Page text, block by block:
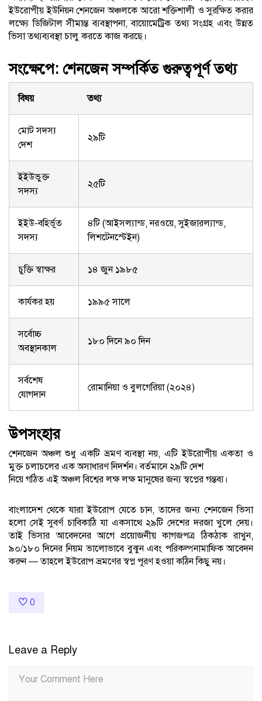
ইউরোপীয় ইউনিয়ন শেনজেন অঞ্চলকে আরো শক্তিশালী ও সুরক্ষিত করার
লক্ষ্যে ডিজিটাল সীমান্ত ব্যবস্থাপনা, বায়োমেট্রিক তথ্য সংগ্রহ এবং উন্নত
ভিসা তথ্যব্যবস্থা চালু করতে কাজ করছে।
সংক্ষেপে: শেনজেন সম্পর্কিত গুরুত্বপূর্ণ তথ্য
বিষয় তথ্য
মোট সদস্য
দেশ
২৯টি
ইইউভুক্ত
সদস্য
২৫টি
ইইউ-বহির্ভূত
সদস্য
৪টি (আইসল্যান্ড, নরওয়ে, সুইজারল্যান্ড,
লিশটেনস্টেইন)
চুক্তি স্বাক্ষর ১৪ জুন ১৯৮৫
কার্যকর হয় ১৯৯৫ সালে
সর্বোচ্চ
অবস্থানকাল
১৮০ দিনে ৯০ দিন
সর্বশেষ
যোগদান
রোমানিয়া ও বুলগেরিয়া (২০২৪)
উপসংহার
শেনজেন অঞ্চল শুধু একটি ভ্রমণ ব্যবস্থা নয়, এটি ইউরোপীয় একতা ও
মুক্ত চলাচলের এক অসাধারণ নিদর্শন। বর্তমানে ২৯টি দেশ
নিয়ে গঠিত এই অঞ্চল বিশ্বের লক্ষ লক্ষ মানুষের জন্য স্বপ্নের গন্তব্য।
বাংলাদেশ থেকে যারা ইউরোপ যেতে চান, তাদের জন্য শেনজেন ভিসা
হলো সেই সুবর্ণ চাবিকাঠি যা একসাথে ২৯টি দেশের দরজা খুলে দেয়।
তাই ভিসার আবেদনের আগে প্রয়োজনীয় কাগজপত্র ঠিকঠাক রাখুন,
৯০/১৮০ দিনের নিয়ম ভালোভাবে বুঝুন এবং পরিকল্পনামাফিক আবেদন
করুন — তাহলে ইউরোপ ভ্রমণের স্বপ্ন পূরণ হওয়া কঠিন কিছু নয়।
0
Leave a Reply